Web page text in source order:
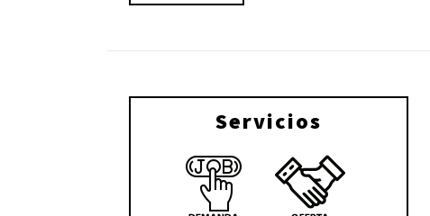
Servicios